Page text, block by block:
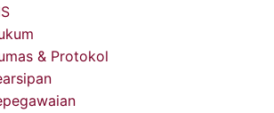
& Protokol